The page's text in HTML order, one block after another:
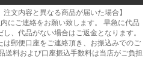
注文内容と異なる商品が届いた場合】
にご連絡をお願い致します。 早急に代品
、代品がない場合はご返金となります。
は郵便口座をご連絡頂き、お振込みでのご
送料および口座振込手数料は当店がご負担